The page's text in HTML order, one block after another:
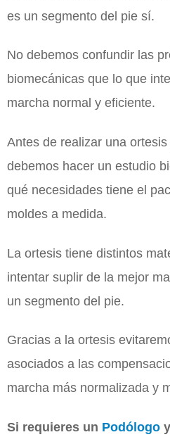
es un segmento del pie sí.
No debemos confundir las
biomecánicas que lo que
marcha normal y eficiente.
Antes de realizar una
debemos hacer un estudio
qué necesidades tiene el
moldes a medida.
La ortesis tiene distintos
intentar suplir de la mejor
un segmento del pie.
Gracias a la ortesis
asociados a las
marcha más normalizada y
Si requieres un Podólogo